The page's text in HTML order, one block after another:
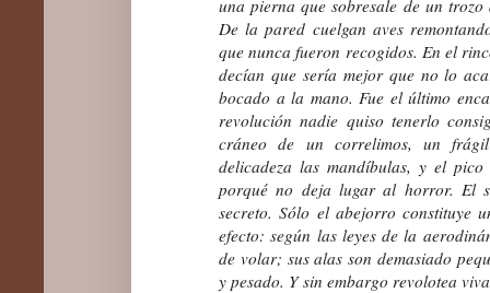
una pierna que sobresale de un
De la pared cuelgan aves
que nunca fueron recogidos. En el
decían que sería mejor que no lo
bocado a la mano. Fue el último
revolución nadie quiso tenerlo
cráneo de un correlimos, un
delicadeza las mandíbulas, y el
porqué no deja lugar al horror. El
secreto. Sólo el abejorro constituye
efecto: según las leyes de la
de volar; sus alas son demasiado
y pesado. Y sin embargo revolotea